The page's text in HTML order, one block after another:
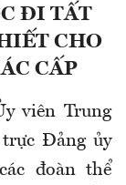
ĐI TẤT
CHO
CẤP
viên Trung
Đảng ủy
đoàn thể